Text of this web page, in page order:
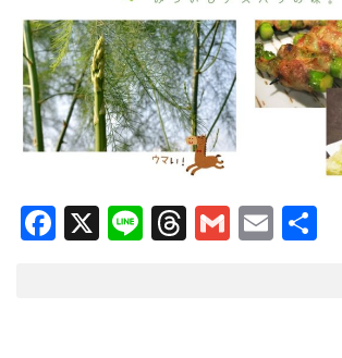
Facebook
X LineThreads
Gmail
Email